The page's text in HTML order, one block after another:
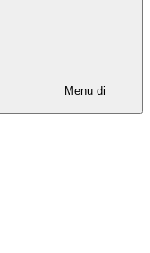
Menu di